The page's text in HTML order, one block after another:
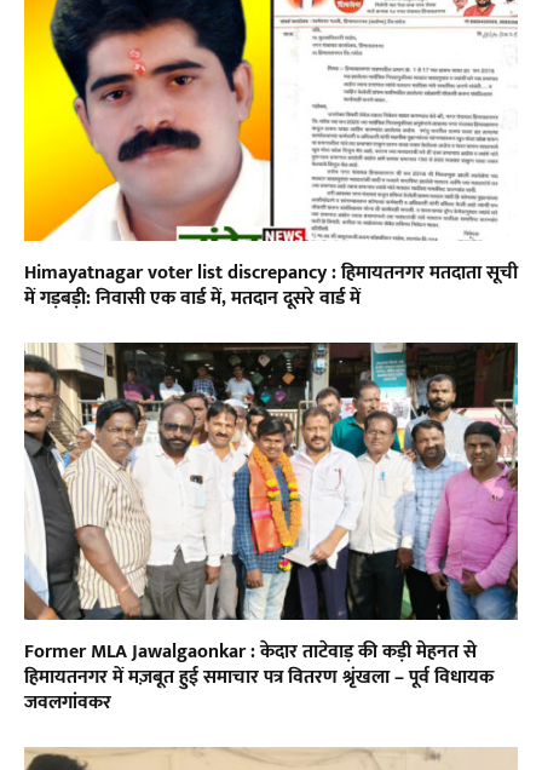
Himayatnagar voter list discrepancy : हिमायतनगर मतदाता सूची
में गड़बड़ी: निवासी एक वार्ड में, मतदान दूसरे वार्ड में
Former MLA Jawalgaonkar : केदार ताटेवाड़ की कड़ी मेहनत से
हिमायतनगर में मज़बूत हुई समाचार पत्र वितरण श्रृंखला – पूर्व विधायक
जवलगांवकर